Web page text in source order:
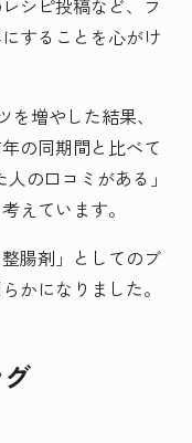
シピ投稿など、フ
することを心がけ
増やした結果、
の同期間と比べて
の口コミがある」
えています。
腸剤」としてのブ
かになりました。